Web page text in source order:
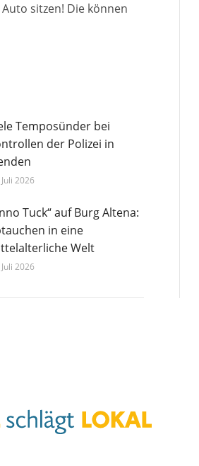
sitzen! Die können
Temposünder bei
der Polizei in
2026
Tuck“ auf Burg Altena:
in eine
Welt
2026